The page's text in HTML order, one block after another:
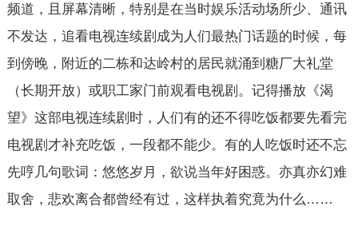
频道，且屏幕清晰，特别是在当时娱乐活动场所少、通讯
不发达，追看电视连续剧成为人们最热门话题的时候，每
到傍晚，附近的二栋和达岭村的居民就涌到糖厂大礼堂
（长期开放）或职工家门前观看电视剧。记得播放《渴
望》这部电视连续剧时，人们有的还不得吃饭都要先看完
电视剧才补充吃饭，一段都不能少。有的人吃饭时还不忘
先哼几句歌词：悠悠岁月，欲说当年好困惑。亦真亦幻难
取舍，悲欢离合都曾经有过，这样执着究竟为什么……